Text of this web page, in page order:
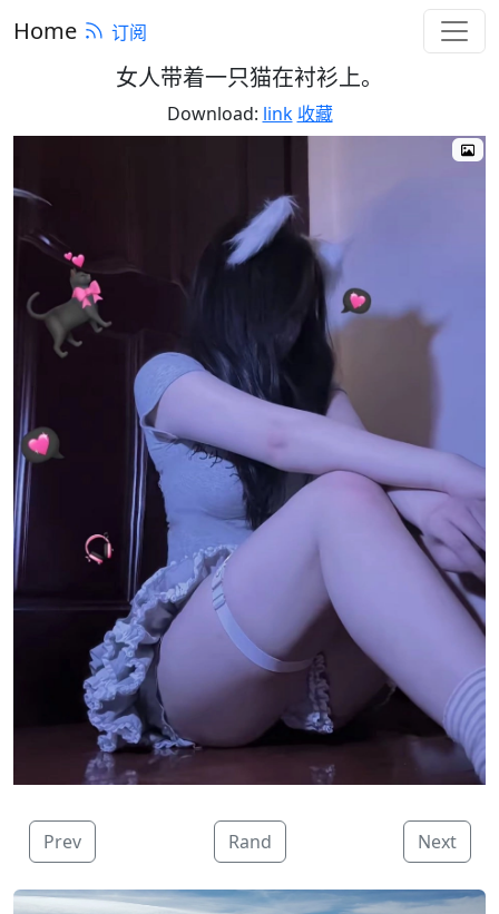
Home 订阅
女人带着一只猫在衬衫上。
Download: link 收藏
Prev Rand Next